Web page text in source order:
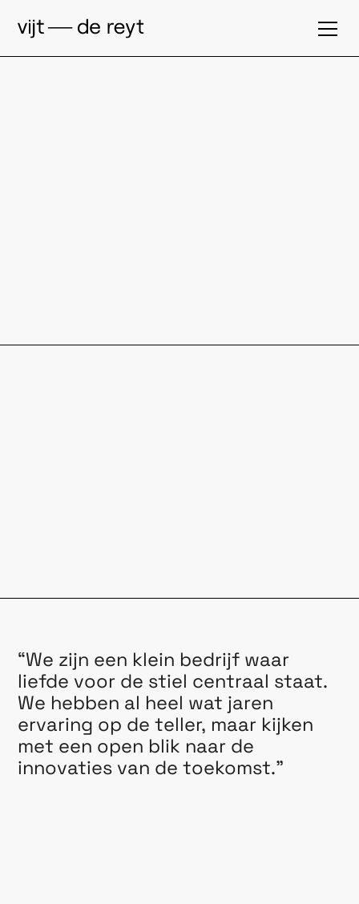
“We zijn een klein bedrijf waar
liefde voor de stiel centraal staat.
We hebben al heel wat jaren
ervaring op deteller, maar kijken
met een open blik naar de
innovaties van detoekomst."